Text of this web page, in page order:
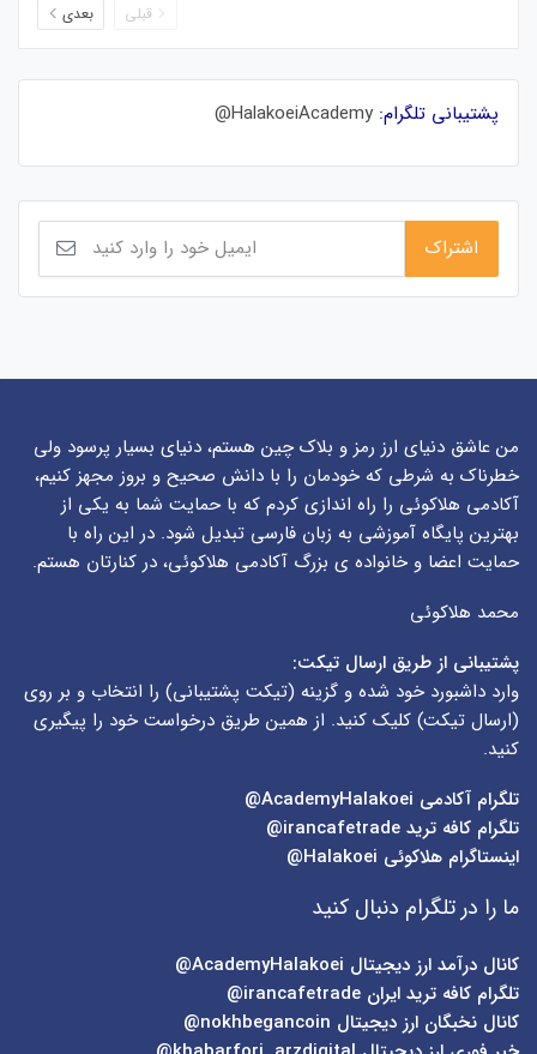
قبلی بعدی
پشتیبانی تلگرام: HalakoeiAcademy@
من عاشق دنیای ارز رمز و بلاک چین هستم، دنیای بسیار پرسود ولی
خطرناک به شرطی که خودمان را با دانش صحیح و بروز مجهز کنیم،
آکادمی هلاکوئی را راه اندازی کردم که با حمایت شما به یکی از
بهترین پایگاه آموزشی به زبان فارسی تبدیل شود. در این راه با
حمایت اعضا و خانواده ی بزرگ آکادمی هلاکوئی، در کنارتان هستم.
محمد هلاکوئی
پشتیبانی از طریق ارسال تیکت:
وارد داشبورد خود شده و گزینه (تیکت پشتیبانی) را انتخاب و بر روی
(ارسال تیکت) کلیک کنید. از همین طریق درخواست خود را پیگیری
کنید.
تلگرام آکادمی
تلگرام کافه ترید irancafetrade@
اینستاگرام هلاکوئی Halakoei@
ما را در تلگرام دنبال کنید
کانال درآمد ارز دیجیتال AcademyHalakoei@
تلگرام کافه ترید ایران irancafetrade@
کانال نخبگان ارز دیجیتال nokhbegancoin@